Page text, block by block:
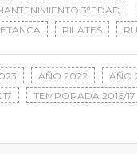
3ªEDAD
PILATES
AÑO 2022 AÑO
TEMPORADA 2016/17